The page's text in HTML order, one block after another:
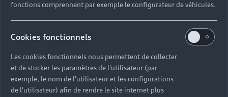
fonctions comprennent par exemple le configurateur de véhicules.
Cookies fonctionnels
Les cookies fonctionnels nous permettent de collecter
et de stocker les paramètres de l'utilisateur (par
exemple, le nom de l'utilisateur et les configurations
de l'utilisateur) afin de rendre le site internet plus